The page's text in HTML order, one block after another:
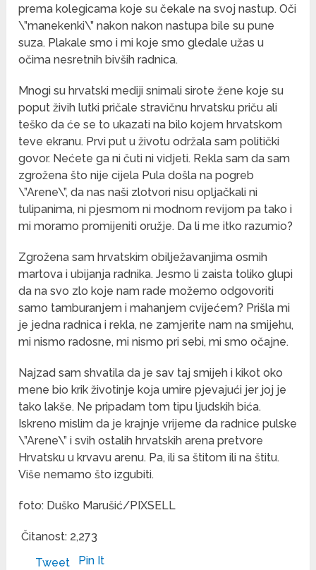
prema kolegicama koje su čekale na svoj nastup. Oči
\”manekenki\” nakon nakon nastupa bile su pune
suza. Plakale smo i mi koje smo gledale užas u
očima nesretnih bivših radnica.
Mnogi su hrvatski mediji snimali sirote žene koje su
poput živih lutki pričale stravičnu hrvatsku priču ali
teško da će se to ukazati na bilo kojem hrvatskom
teve ekranu. Prvi put u životu održala sam politički
govor. Nećete ga ni čuti ni vidjeti. Rekla sam da sam
zgrožena što nije cijela Pula došla na pogreb
\”Arene\”, da nas naši zlotvori nisu opljačkali ni
tulipanima, ni pjesmom ni modnom revijom pa tako i
mi moramo promijeniti oružje. Da li me itko razumio?
Zgrožena sam hrvatskim obilježavanjima osmih
martova i ubijanja radnika. Jesmo li zaista toliko glupi
da na svo zlo koje nam rade možemo odgovoriti
samo tamburanjem i mahanjem cvijećem? Prišla mi
je jedna radnica i rekla, ne zamjerite nam na smijehu,
mi nismo radosne, mi nismo pri sebi, mi smo očajne.
Najzad sam shvatila da je sav taj smijeh i kikot oko
mene bio krik životinje koja umire pjevajući jer joj je
tako lakše. Ne pripadam tom tipu ljudskih bića.
Iskreno mislim da je krajnje vrijeme da radnice pulske
\”Arene\” i svih ostalih hrvatskih arena pretvore
Hrvatsku u krvavu arenu. Pa, ili sa štitom ili na štitu.
Više nemamo što izgubiti.
foto: Duško Marušić/PIXSELL
Čitanost: 2,273
Tweet
Pin It